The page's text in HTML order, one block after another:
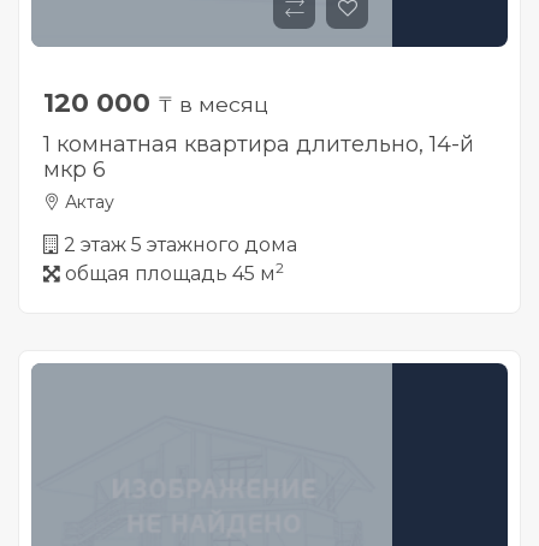
120 000 ₸ в месяц
1 комнатная квартира длительно, 14-й
мкр 6
Актау
2 этаж 5 этажного дома
общая площадь 45 м2